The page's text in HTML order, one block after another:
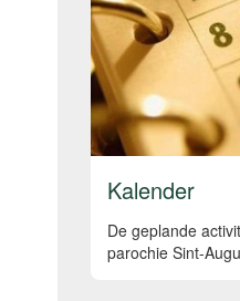
Kalender
De geplande
parochie Sint-